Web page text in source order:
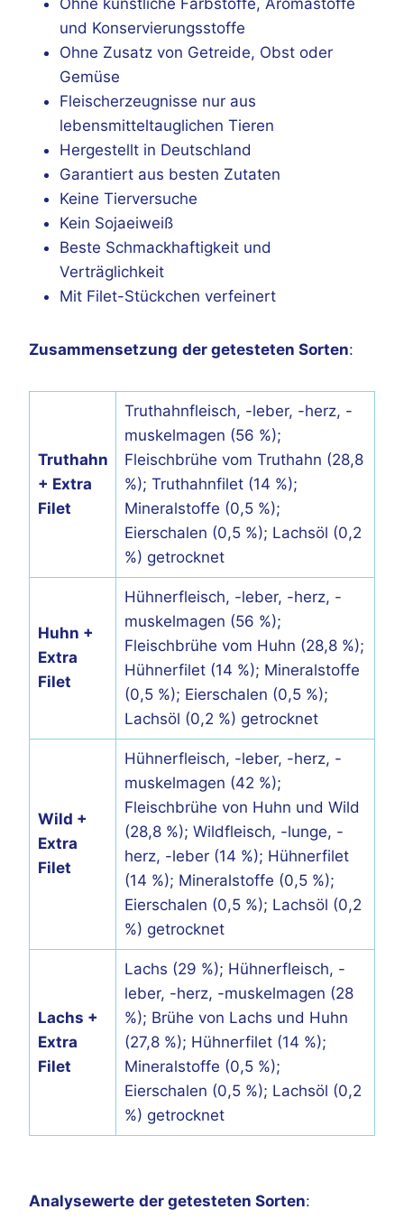
und Konservierungsstoffe
Ohne Zusatz von Getreide, Obst oder
Gemüse
Fleischerzeugnisse nur aus
lebensmitteltauglichen Tieren
Hergestellt in Deutschland
Garantiert aus besten Zutaten
Keine Tierversuche
Kein Sojaeiweiß
Beste Schmackhaftigkeit und
Verträglichkeit
Mit Filet-Stückchen verfeinert
Zusammensetzung der getesteten Sorten:
Truthahn
+ Extra
Filet
Truthahnfleisch, -leber, -herz, -
muskelmagen (56 %);
Fleischbrühe vom Truthahn (28,8
%); Truthahnfilet (14 %);
Mineralstoffe (0,5 %);
Eierschalen (0,5 %); Lachsöl (0,2
%) getrocknet
Huhn +
Extra
Filet
Hühnerfleisch, -leber, -herz, -
muskelmagen (56 %);
Fleischbrühe vom Huhn (28,8 %);
Hühnerfilet (14 %); Mineralstoffe
(0,5 %); Eierschalen (0,5 %);
Lachsöl (0,2 %) getrocknet
Wild +
Extra
Filet
Hühnerfleisch, -leber, -herz, -
muskelmagen (42 %);
Fleischbrühe von Huhn und Wild
(28,8 %); Wildfleisch, -lunge, -
herz, -leber (14 %); Hühnerfilet
(14 %); Mineralstoffe (0,5 %);
Eierschalen (0,5 %); Lachsöl (0,2
%) getrocknet
Lachs +
Extra
Filet
Lachs (29 %); Hühnerfleisch, -
leber, -herz, -muskelmagen (28
%); Brühe von Lachs und Huhn
(27,8 %); Hühnerfilet (14 %);
Mineralstoffe (0,5 %);
Eierschalen (0,5 %); Lachsöl (0,2
%) getrocknet
Analysewerte der getesteten Sorten: